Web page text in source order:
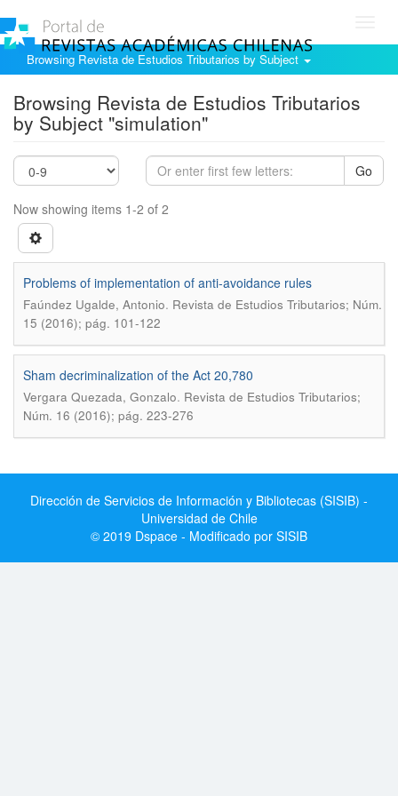
Browsing Revista de Estudios Tributarios by Subject
Browsing Revista de Estudios Tributarios
by Subject "simulation"
Go
Now showing items 1-2 of 2
Problems of implementation of anti-avoidance rules
Faúndez Ugalde, Antonio. Revista de Estudios Tributarios; Núm.
15 (2016); pág. 101-122
Sham decriminalization of the Act 20,780
Vergara Quezada, Gonzalo. Revista de Estudios Tributarios;
Núm. 16 (2016); pág. 223-276
Dirección de Servicios de Información y Bibliotecas (SISIB) -
Universidad de Chile
© 2019 Dspace - Modificado por SISIB